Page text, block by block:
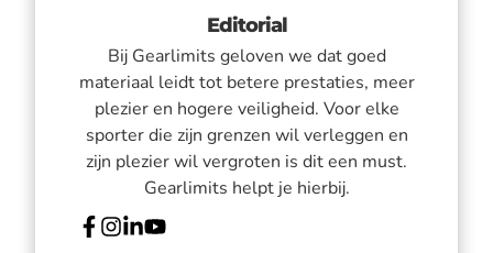
Editorial
Bij Gearlimits geloven we dat goed
materiaal leidt tot betere prestaties, meer
plezier en hogere veiligheid. Voor elke
sporter die zijn grenzen wil verleggen en
zijn plezier wil vergroten is dit een must.
Gearlimits helpt je hierbij.